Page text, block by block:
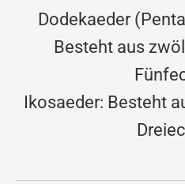
Dodekaeder
Besteht aus
Ikosaeder: Besteht